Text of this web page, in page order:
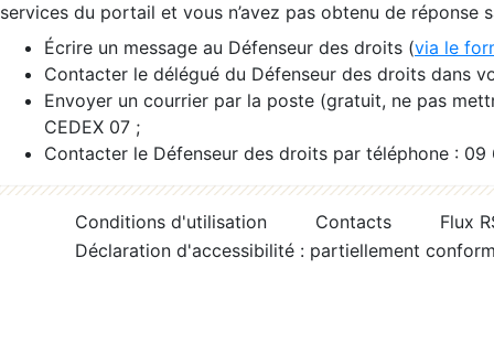
services du portail et vous n’avez pas obtenu de réponse
Écrire un message au Défenseur des droits (via le
Contacter le délégué du Défenseur des droits dans
Envoyer un courrier par la poste (gratuit, ne pas
CEDEX 07 ;
Contacter le Défenseur des droits par téléphone :
Conditions d'utilisation Contacts
Flux
Déclaration d'accessibilité : partiellement